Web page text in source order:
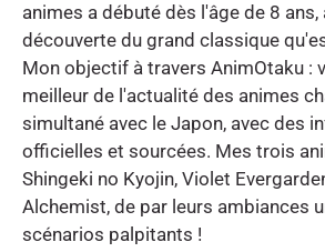
animes a débuté dès l'âge de 8 ans,
découverte du grand classique
Mon objectif à travers AnimOtaku :
meilleur de l'actualité des animes
simultané avec le Japon, avec des
officielles et sourcées. Mes trois
Shingeki no Kyojin, Violet
Alchemist, de par leurs ambiances
scénarios palpitants !